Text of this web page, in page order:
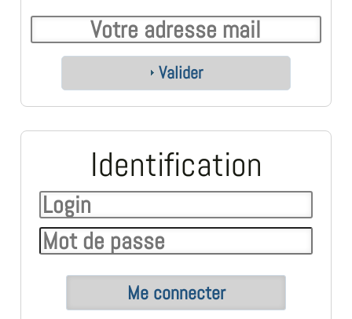
Valider
Identification